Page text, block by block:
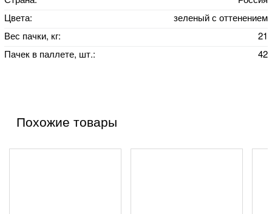
Цвета:
зеленый с оттенением
Вес пачки, кг:
21
Пачек в паллете, шт.:
42
Похожие товары